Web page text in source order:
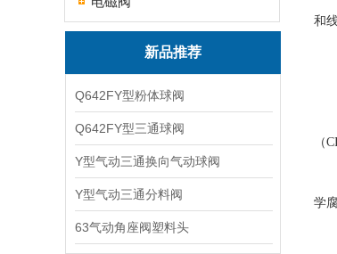
新品推荐
Q642FY型粉体球阀
Q642FY型三通球阀
Y型气动三通换向气动球阀
Y型气动三通分料阀
63气动角座阀塑料头
和
5.
核
1.
（
2.
学
3.